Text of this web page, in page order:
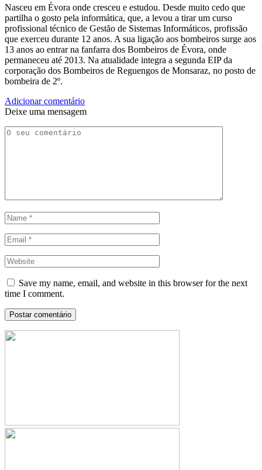
Nasceu em Évora onde cresceu e estudou. Desde muito cedo que
partilha o gosto pela informática, que, a levou a tirar um curso
profissional técnico de Gestão de Sistemas Informáticos, profissão
que exerceu durante 12 anos. A sua ligação aos bombeiros surge aos
13 anos ao entrar na fanfarra dos Bombeiros de Évora, onde
permaneceu até 2013. Na atualidade integra a segunda EIP da
corporação dos Bombeiros de Reguengos de Monsaraz, no posto de
bombeira de 2º.
Adicionar comentário
Deixe uma mensagem
Save my name, email, and website in this browser for the next
time I comment.